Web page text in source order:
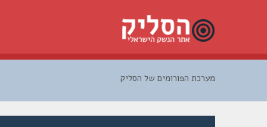
מערכת הפורומים של הסליק